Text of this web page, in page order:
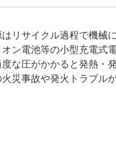
リサイクル過程で機械
ン電池等の小型充電式
度な圧がかかると発熱・
災事故や発火トラブル